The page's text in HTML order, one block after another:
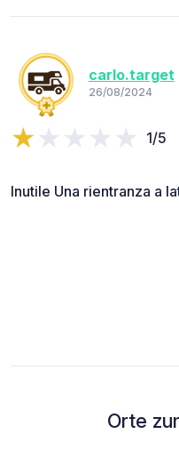
carlo.target
26/08/2024
1/5
Inutile Una rientranza a
Orte